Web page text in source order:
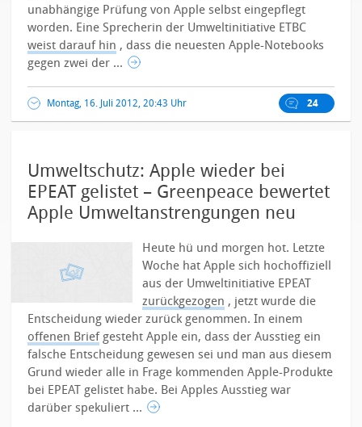
unabhängige Prüfung von Apple selbst eingepflegt
worden. Eine Sprecherin der Umweltinitiative ETBC
weist darauf hin , dass die neuesten Apple-Notebooks
gegen zwei der ...
Montag, 16. Juli 2012, 20:43 Uhr 24
Umweltschutz: Apple wieder bei
EPEAT gelistet – Greenpeace bewertet
Apple Umweltanstrengungen neu
Heute hü und morgen hot. Letzte
Woche hat Apple sich hochoffiziell
aus der Umweltinitiative EPEAT
zurückgezogen , jetzt wurde die
Entscheidung wieder zurück genommen. In einem
offenen Briefgesteht Apple ein, dass der Ausstieg ein
falsche Entscheidung gewesen sei und man aus diesem
Grund wieder alle in Frage kommenden Apple-Produkte
bei EPEAT gelistet habe. Bei Apples Ausstieg war
darüber spekuliert ...